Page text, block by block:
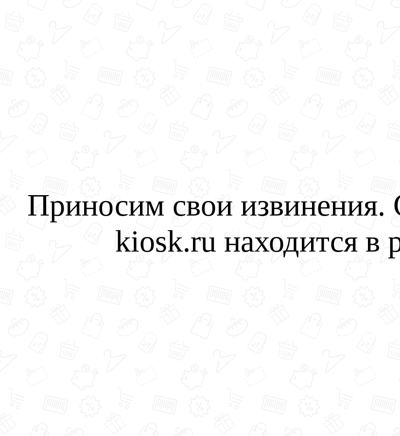
Приносим свои извинения.
kiosk.ru находится в